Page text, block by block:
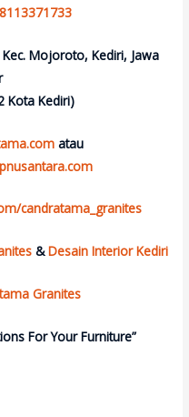
Mojoroto, Kediri, Jawa
Kota Kediri)
atau
candratama_granites
&Desain Interior Kediri
Granites
For Your Furniture”